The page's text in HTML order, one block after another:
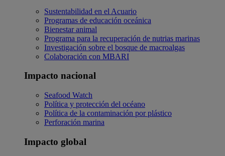
Sustentabilidad en el Acuario
Programas de educación oceánica
Bienestar animal
Programa para la recuperación de nutrias marinas
Investigación sobre el bosque de macroalgas
Colaboración con MBARI
Impacto nacional
Seafood Watch
Política y protección del océano
Política de la contaminación por plástico
Perforación marina
Impacto global